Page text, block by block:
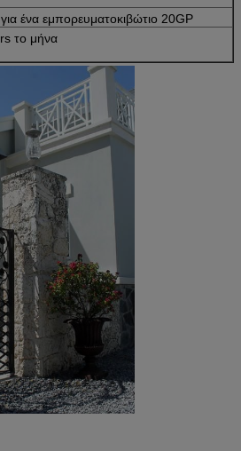
ένα εμπορευματοκιβώτιο 20GP
το μήνα